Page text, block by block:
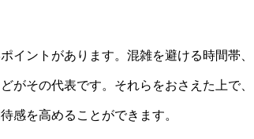
イントがあります。混雑を避ける時間帯、
がその代表です。それらをおさえた上で、
感を高めることができます。